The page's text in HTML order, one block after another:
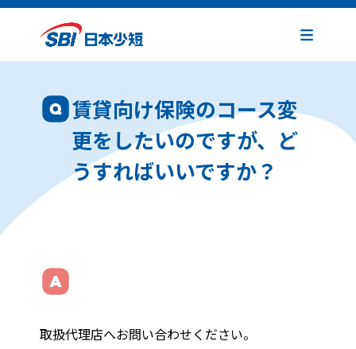
賃貸向け保険のコース変
更をしたいのですが、ど
うすればいいですか？
取扱代理店へお問い合わせください。